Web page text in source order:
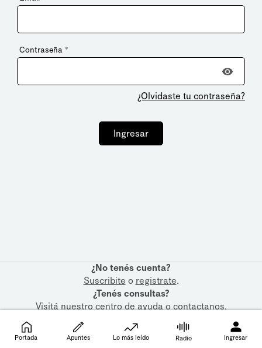
Contraseña *
¿Olvidaste tu contraseña?
Ingresar
¿No tenés cuenta?
Suscribite o registrate.
¿Tenés consultas?
Visitá nuestrocentro de ayudaocontactanos.
Portada Apuntes Lo más leído Radio Ingresar